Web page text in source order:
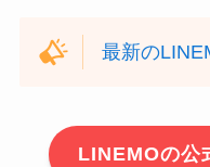
最新の
LINEMOの公